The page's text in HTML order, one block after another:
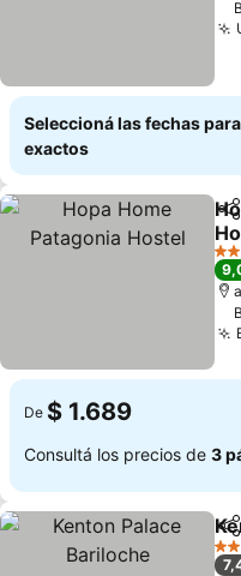
Seleccioná las fechas
exactos
2
De $ 1.689
Consultá los precios de 3
4